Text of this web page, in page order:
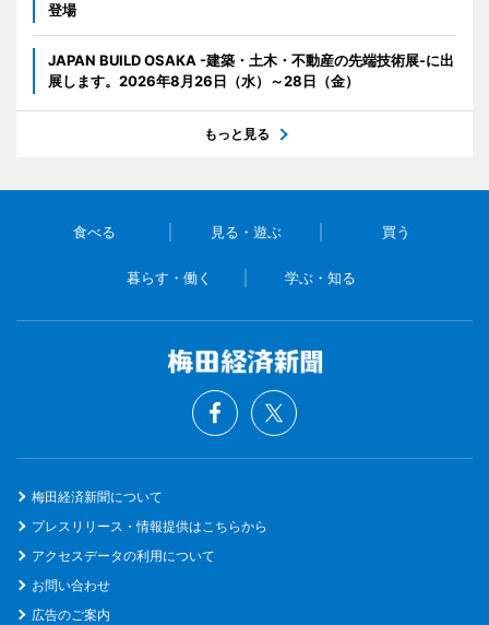
登場
JAPAN BUILD OSAKA -建築・土木・不動産の先端技術展-に出
展します。2026年8月26日（水）～28日（金）
もっと見る
食べる 見る・遊ぶ 買う
暮らす・働く 学ぶ・知る
梅田経済新聞について
プレスリリース・情報提供はこちらから
アクセスデータの利用について
お問い合わせ
広告のご案内